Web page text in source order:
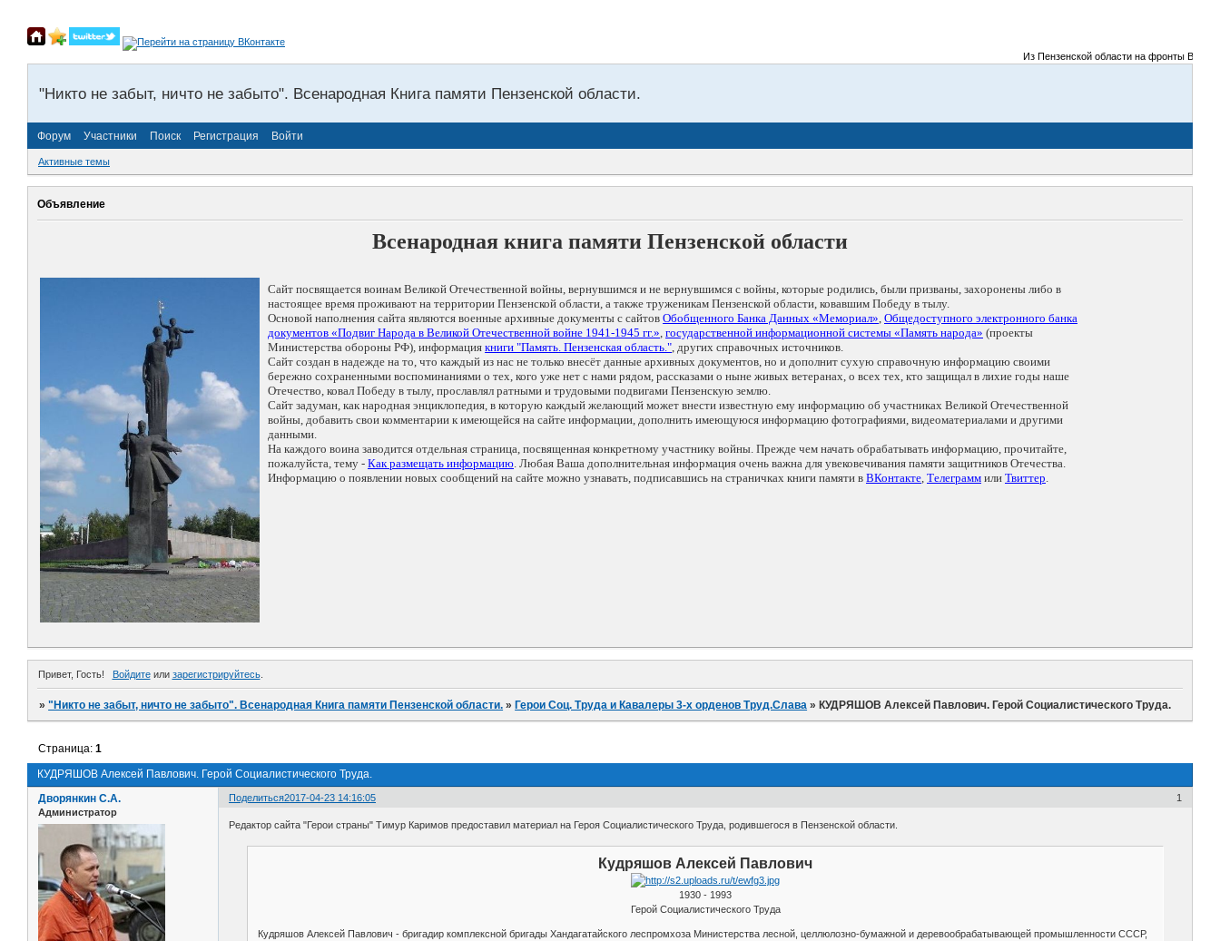
Из Пензенской области на фронты Великой
"Никто не забыт, ничто не забыто". Всенародная Книга памяти Пензенской области.
Форум Участники Поиск Регистрация Войти
Активные темы
Объявление
Всенародная книга памяти Пензенской области
Сайт посвящается воинам Великой Отечественной войны, вернувшимся и не вернувшимся с войны, которые родились, были призваны, захоронены либо в
настоящее время проживают на территории Пензенской области, а также труженикам Пензенской области, ковавшим Победу в тылу.
Основой наполнения сайта являются военные архивные документы с сайтов Обобщенного Банка Данных «Мемориал», Общедоступного электронного банка
документов «Подвиг Народа в Великой Отечественной войне 1941-1945 гг.», государственной информационной системы «Память народа» (проекты
Министерства обороны РФ), информация книги "Память. Пензенская область.", других справочных источников.
Сайт создан в надежде на то, что каждый из нас не только внесёт данные архивных документов, но и дополнит сухую справочную информацию своими
бережно сохраненными воспоминаниями о тех, кого уже нет с нами рядом, рассказами о ныне живых ветеранах, о всех тех, кто защищал в лихие годы наше
Отечество, ковал Победу в тылу, прославлял ратными и трудовыми подвигами Пензенскую землю.
Сайт задуман, как народная энциклопедия, в которую каждый желающий может внести известную ему информацию об участниках Великой Отечественной
войны, добавить свои комментарии к имеющейся на сайте информации, дополнить имеющуюся информацию фотографиями, видеоматериалами и другими
данными.
На каждого воина заводится отдельная страница, посвященная конкретному участнику войны. Прежде чем начать обрабатывать информацию, прочитайте,
пожалуйста, тему - Как размещать информацию. Любая Ваша дополнительная информация очень важна для увековечивания памяти защитников Отечества.
Информацию о появлении новых сообщений на сайте можно узнавать, подписавшись на страничках книги памяти в ВКонтакте, Телеграмм или Твиттер.
Привет, Гость! Войдитеили зарегистрируйтесь.
»"Никто не забыт, ничто не забыто". Всенародная Книга памяти Пензенской области. » Герои Соц. Труда и Кавалеры 3-х орденов Труд.Слава » КУДРЯШОВ Алексей Павлович. Герой Социалистического Труда.
КУДРЯШОВ Алексей Павлович. Герой Социалистического Труда.
Страница:1
Поделиться 1
2017-04-23 14:16:05
Дворянкин С.А.
Администратор
Редактор сайта "Герои страны" Тимур Каримов предоставил материал на Героя Социалистического Труда, родившегося в Пензенской области.
Кудряшов Алексей Павлович
1930 - 1993
Герой Социалистического Труда
Кудряшов Алексей Павлович - бригадир комплексной бригады Хандагатайского леспромхоза Министерства лесной, целлюлозно-бумажной и деревообрабатывающей промышленности СССР,